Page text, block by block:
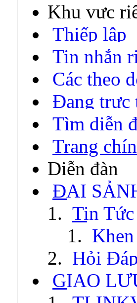
Khu vực
Thiếp lập
Tin nhắn
Các theo
Đang trực
Tìm diễn
Trang
Diễn đàn
ĐẠI
Tin
Hỏi
GIAO